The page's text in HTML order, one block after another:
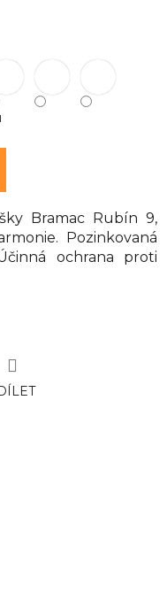
Bramac Rubín 9,
Pozinkovaná
ochrana proti